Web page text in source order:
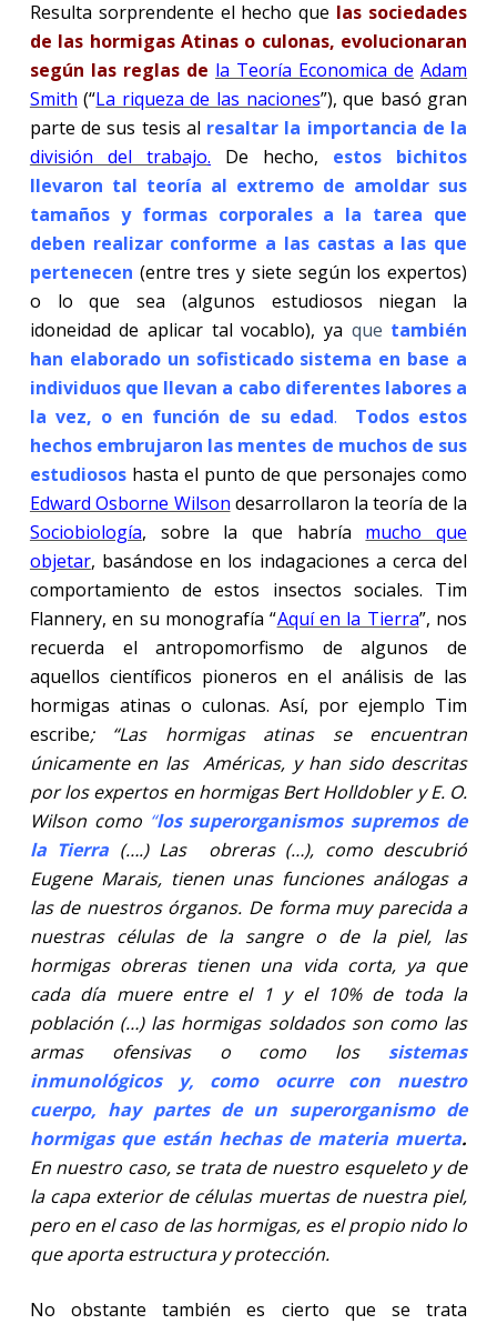
Resulta sorprendente el hecho que las sociedades
de las hormigas Atinas o culonas, evolucionaran
según las reglas de la Teoría Economica de Adam
Smith (“La riqueza de las naciones”), que basó gran
parte de sus tesis al resaltar la importancia de la
división del trabajo. De hecho, estos bichitos
llevaron tal teoría al extremo de amoldar sus
tamaños y formas corporales a la tarea que
deben realizar conforme a las castas a las que
pertenecen (entre tres y siete según los expertos)
o lo que sea (algunos estudiosos niegan la
idoneidad de aplicar tal vocablo), ya que también
han elaborado un sofisticado sistema en base a
individuos que llevan a cabo diferentes labores a
la vez, o en función de su edad. Todos estos
hechos embrujaron las mentes de muchos de sus
estudiosos hasta el punto de que personajes como
Edward Osborne Wilson desarrollaron la teoría de la
Sociobiología, sobre la que habría mucho que
objetar, basándose en los indagaciones a cerca del
comportamiento de estos insectos sociales. Tim
Flannery, en su monografía “Aquí en la Tierra”, nos
recuerda el antropomorfismo de algunos de
aquellos científicos pioneros en el análisis de las
hormigas atinas o culonas. Así, por ejemplo Tim
escribe; “Las hormigas atinas se encuentran
únicamente en las Américas, y han sido descritas
por los expertos en hormigas Bert Holldobler y E. O.
Wilson como“los superorganismos supremos de
la Tierra (….) Las
obreras (…), como descubrió
Eugene Marais, tienen unas funciones análogas a
las de nuestros órganos. De forma muy parecida a
nuestras células de la sangre o de la piel, las
hormigas obreras tienen una vida corta, ya que
cada día muere entre el 1 y el 10% de toda la
población (…) las hormigas soldados son como las
armas ofensivas o como los sistemas
inmunológicos y, como ocurre con nuestro
cuerpo, hay partes de un superorganismo de
hormigas que están hechas de materia muerta.
En nuestro caso, se trata de nuestro esqueleto y de
la capa exterior de células muertas de nuestra piel,
pero en el caso de las hormigas, es el propio nido lo
que aporta estructura y protección.
No obstante también es cierto que se trata